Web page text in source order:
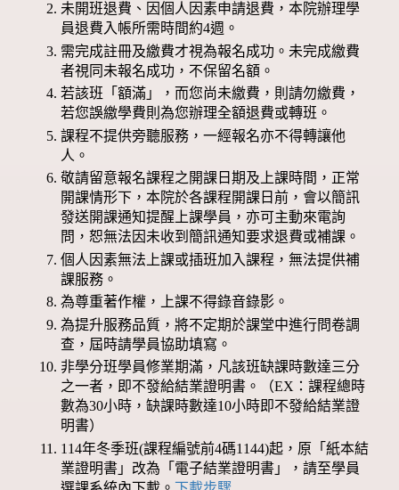
未開班退費、因個人因素申請退費，本院辦理學
員退費入帳所需時間約4週。
需完成註冊及繳費才視為報名成功。未完成繳費
者視同未報名成功，不保留名額。
若該班「額滿」，而您尚未繳費，則請勿繳費，
若您誤繳學費則為您辦理全額退費或轉班。
課程不提供旁聽服務，一經報名亦不得轉讓他
人。
敬請留意報名課程之開課日期及上課時間，正常
開課情形下，本院於各課程開課日前，會以簡訊
發送開課通知提醒上課學員，亦可主動來電詢
問，恕無法因未收到簡訊通知要求退費或補課。
個人因素無法上課或插班加入課程，無法提供補
課服務。
為尊重著作權，上課不得錄音錄影。
為提升服務品質，將不定期於課堂中進行問卷調
查，屆時請學員協助填寫。
非學分班學員修業期滿，凡該班缺課時數達三分
之一者，即不發給結業證明書。（EX：課程總時
數為30小時，缺課時數達10小時即不發給結業證
明書）
114年冬季班(課程編號前4碼1144)起，原「紙本結
業證明書」改為「電子結業證明書」，請至學員